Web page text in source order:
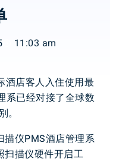
11:03 am
酒店客人入住使用最
系已经对接了全球数
。
描仪PMS酒店管理系
扫描仪硬件开启工